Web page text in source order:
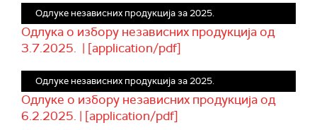
Одлуке независних продукција за 2025.
Одлука о избору независних продукција од
3.7.2025. | [application/pdf]
Одлуке независних продукција за 2025.
Одлуке о избору независних продукција од
6.2.2025. | [application/pdf]